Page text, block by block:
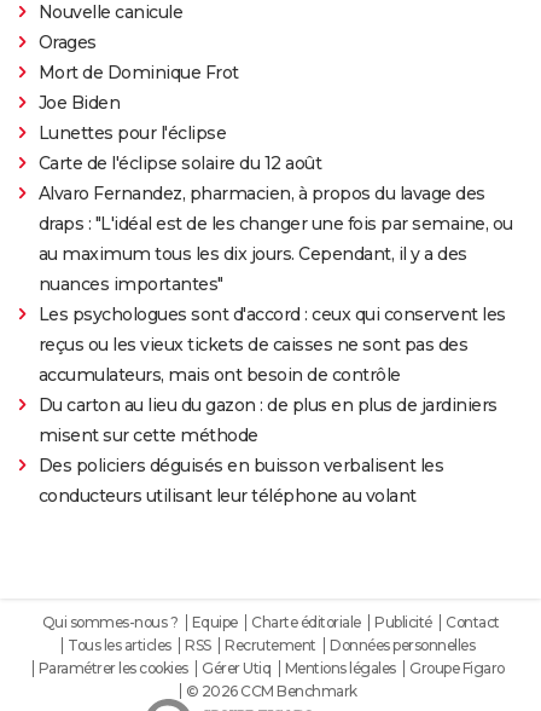
Nouvelle canicule
Orages
Mort de Dominique Frot
Joe Biden
Lunettes pour l'éclipse
Carte de l'éclipse solaire du 12 août
Alvaro Fernandez, pharmacien, à propos du lavage des
draps : "L'idéal est de les changer une fois par semaine, ou
au maximum tous les dix jours. Cependant, il y a des
nuances importantes"
Les psychologues sont d'accord : ceux qui conservent les
reçus ou les vieux tickets de caisses ne sont pas des
accumulateurs, mais ont besoin de contrôle
Du carton au lieu du gazon : de plus en plus de jardiniers
misent sur cette méthode
Des policiers déguisés en buisson verbalisent les
conducteurs utilisant leur téléphone au volant
Qui sommes-nous ? Equipe Charte éditoriale Publicité
Contact
Tous les articles
RSS Recrutement
Données personnelles
Paramétrer les cookies
Gérer Utiq Mentions légales
Groupe Figaro
© 2026 CCM Benchmark